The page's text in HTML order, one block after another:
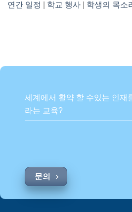
연간 일정 학교 행사 학생의 목소
세계에서 활약 할 수있는 인재
라는 교육?
문의